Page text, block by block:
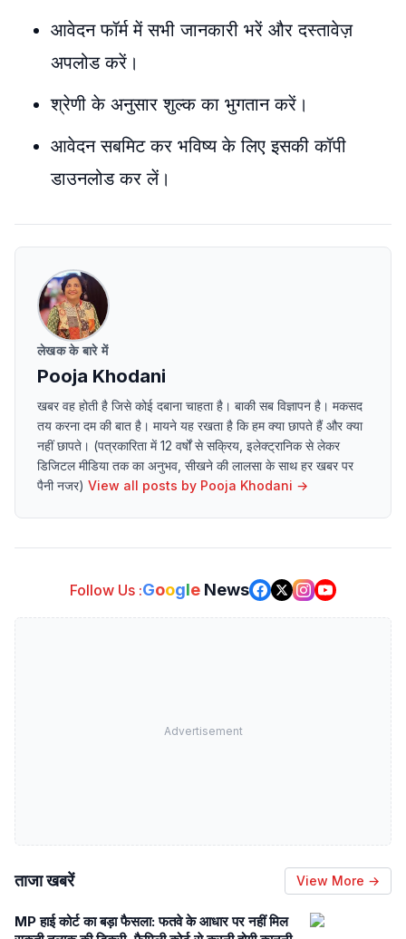
आवेदन फॉर्म में सभी जानकारी भरें और दस्तावेज़
अपलोड करें।
श्रेणी के अनुसार शुल्क का भुगतान करें।
आवेदन सबमिट कर भविष्य के लिए इसकी कॉपी
डाउनलोड कर लें।
लेखक के बारे में
Pooja Khodani
खबर वह होती है जिसे कोई दबाना चाहता है। बाकी सब विज्ञापन है। मकसद
तय करना दम की बात है। मायने यह रखता है कि हम क्या छापते हैं और क्या
नहीं छापते। (पत्रकारिता में 12 वर्षों से सक्रिय, इलेक्ट्रानिक से लेकर
डिजिटल मीडिया तक का अनुभव, सीखने की लालसा के साथ हर खबर पर
पैनी नजर) View all posts by Pooja Khodani →
Follow Us :Google News
Advertisement
ताजा खबरें View More →
MP हाई कोर्ट का बड़ा फैसला: फतवे के आधार पर नहीं मिल